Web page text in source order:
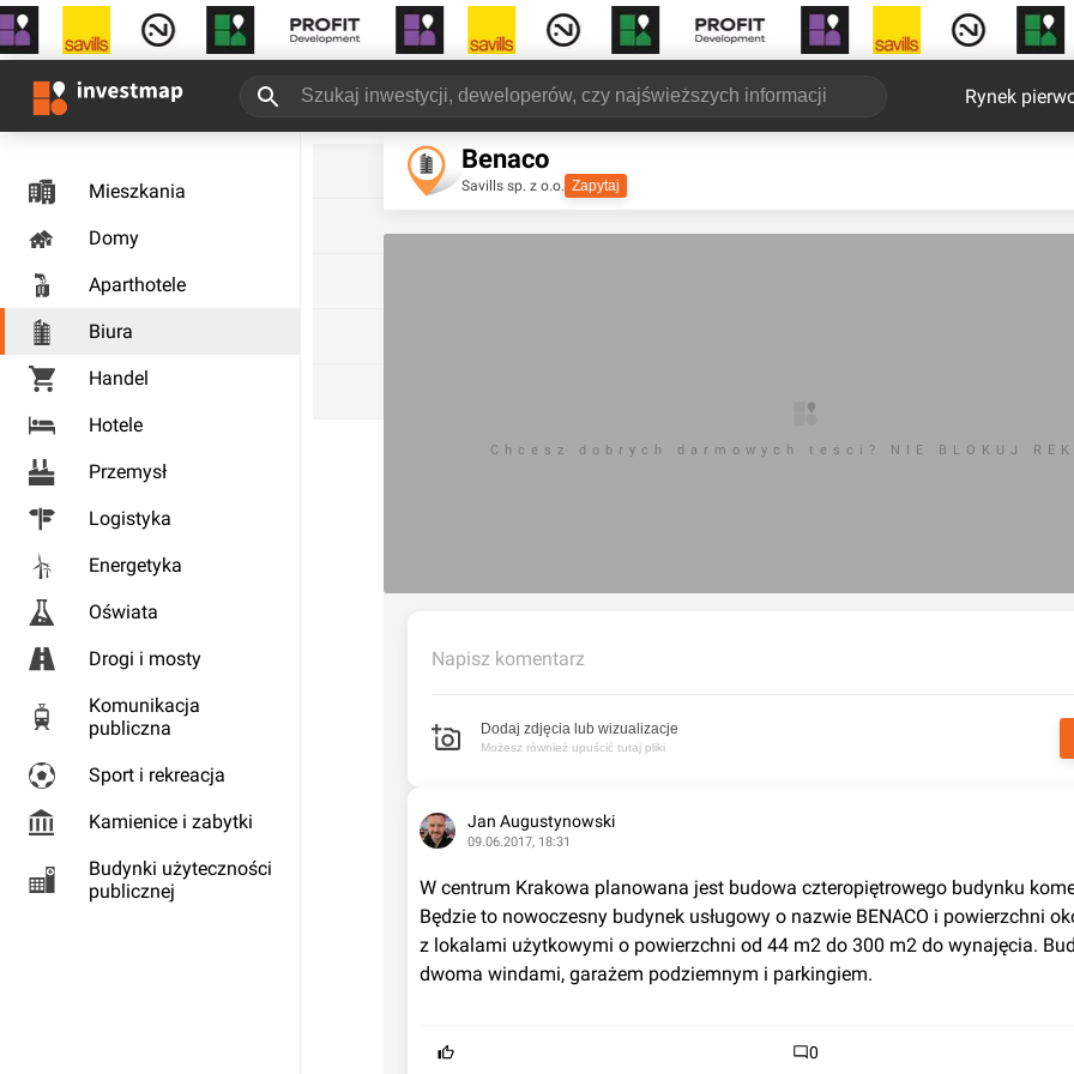
Rynek
Mieszkania
Domy
Aparthotele
Biura
Handel
Hotele
Przemysł
Logistyka
Energetyka
Oświata
Drogi i mosty
Komunikacja
publiczna
Sport i rekreacja
Kamienice i zabytki
Budynki użyteczności
publicznej
Benaco
Savills sp. z o.o. Zapytaj
Chcesz dobrych darmowych teści? NIE BLOKUJ
Napisz komentarz
Dodaj zdjęcia lub wizualizacje
Możesz również upuścić tutaj pliki
Jan Augustynowski
09.06.2017, 18:31
W centrum Krakowa planowana jest budowa czteropiętrowego budynku
Będzie to nowoczesny budynek usługowy o nazwie BENACO i powierzchni
z lokalami użytkowymi o powierzchni od 44 m2 do 300 m2 do wynajęcia.
dwoma windami, garażem podziemnym i parkingiem.
0